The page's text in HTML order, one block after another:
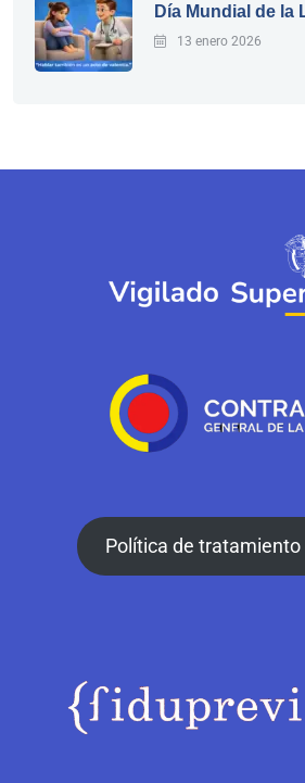
Día Mundial de la
13 enero 2026
Política de tratamiento